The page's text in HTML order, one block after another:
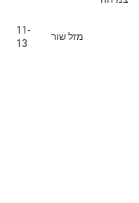
11-
13
מזל שור